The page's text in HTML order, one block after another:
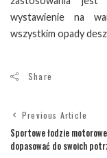
wystawienie na
wszystkim opady
Share
Previous Article
Sportowe łodzie
dopasować do swoich